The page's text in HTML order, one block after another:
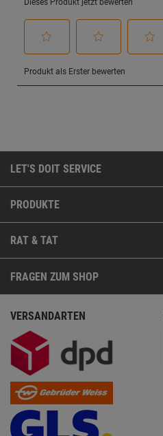
LET'S DOIT SERVICE
PRODUKTE
RAT & TAT
FRAGEN ZUM SHOP
VERSANDARTEN